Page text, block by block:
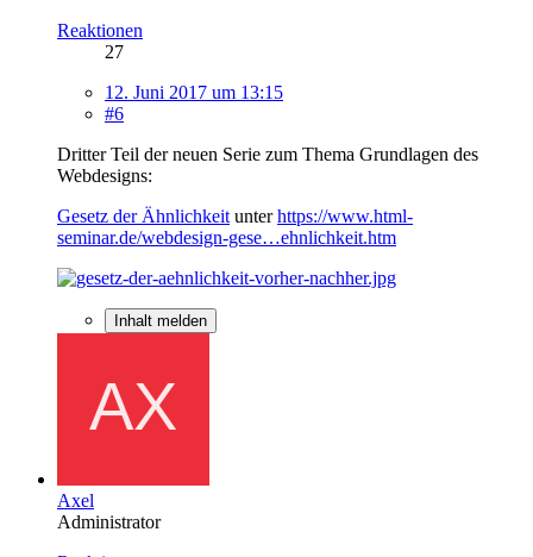
Reaktionen
27
12. Juni 2017 um 13:15
#6
Dritter Teil der neuen Serie zum Thema Grundlagen des
Webdesigns:
Gesetz der Ähnlichkeit unterhttps://www.html-
seminar.de/webdesign-gese…ehnlichkeit.htm
Inhalt melden
Axel
Administrator